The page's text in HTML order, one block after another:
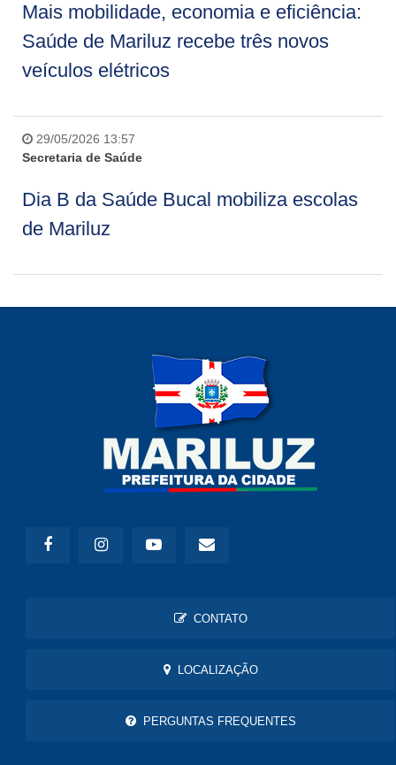
Mais mobilidade, economia e eficiência:
Saúde de Mariluz recebe três novos
veículos elétricos
29/05/2026 13:57
Secretaria de Saúde
Dia B da Saúde Bucal mobiliza escolas
de Mariluz
CONTATO
LOCALIZAÇÃO
PERGUNTAS FREQUENTES